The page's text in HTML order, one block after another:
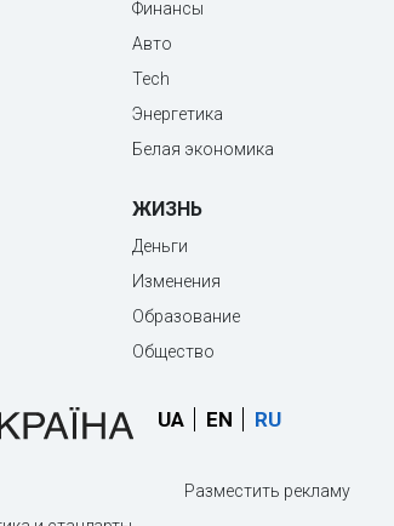
Финансы
Авто
Tech
Энергетика
Белая экономика
ЖИЗНЬ
Деньги
Изменения
Образование
Общество
UA EN RU
Разместить рекламу